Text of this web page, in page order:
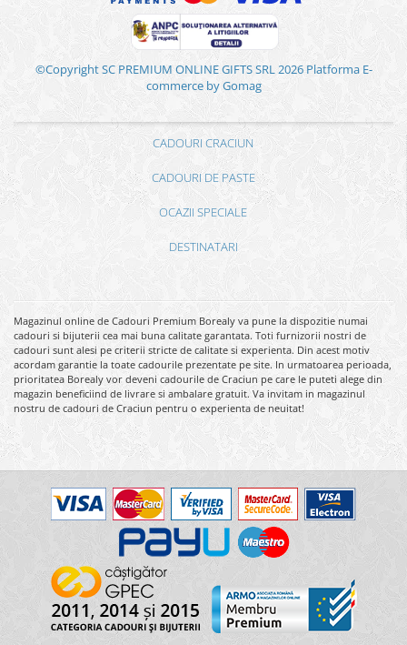
©Copyright SC PREMIUM ONLINE GIFTS SRL 2026 Platforma E-
commerce by Gomag
CADOURI CRACIUN
CADOURI DE PASTE
OCAZII SPECIALE
DESTINATARI
Magazinul online de Cadouri Premium Borealy va pune la dispozitie numai
cadouri si bijuterii cea mai buna calitate garantata. Toti furnizorii nostri de
cadouri sunt alesi pe criterii stricte de calitate si experienta. Din acest motiv
acordam garantie la toate cadourile prezentate pe site. In urmatoarea perioada,
prioritatea Borealy vor deveni cadourile de Craciun pe care le puteti alege din
magazin beneficiind de livrare si ambalare gratuit. Va invitam in magazinul
nostru de cadouri de Craciun pentru o experienta de neuitat!